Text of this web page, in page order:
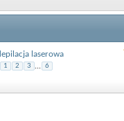
laserowa
1 2 3 ... 6